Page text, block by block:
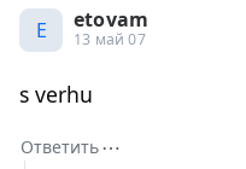
E etovam
13 май 07
s verhu
Ответить⋯